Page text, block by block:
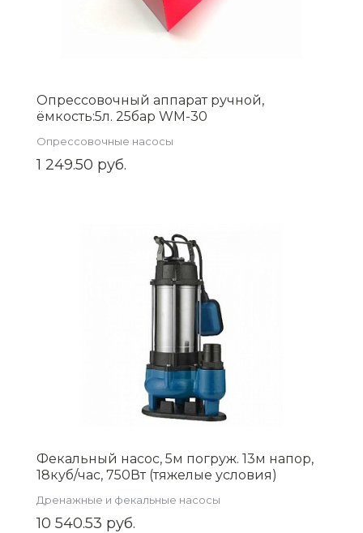
Опрессовочный аппарат ручной,
ёмкость:5л. 25бар WM-30
Опрессовочные насосы
1 249.50 руб.
Фекальный насос, 5м погруж. 13м напор,
18куб/час, 750Вт (тяжелые условия)
Дренажные и фекальные насосы
10 540.53 руб.